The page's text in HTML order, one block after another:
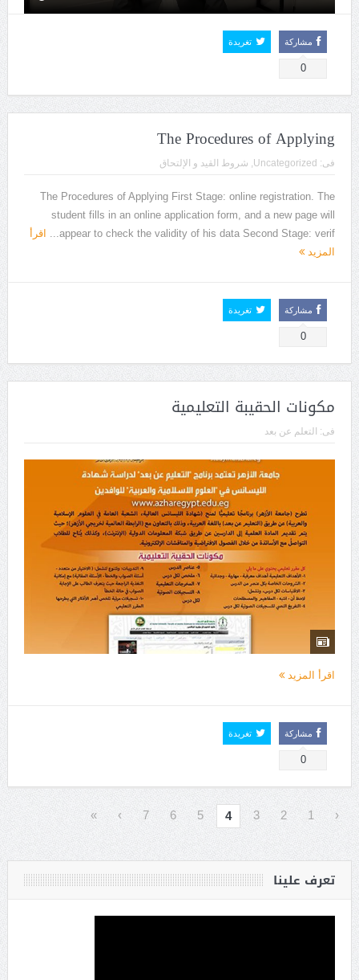
مشاركة
0
تغريدة
The Procedures of Applying
فى: Uncategorized
, شروط القيد و الإلتحاق
The Procedures of Applying First Stage: online registration. The
student fills in an online application form, and a new page will
appear to check the validity of his data Second Stage: verif...
اقرأ
المزيد
مشاركة
0
تغريدة
مكونات الحقيبة التعليمية
فى: التعلم عن بعد
اقرأ المزيد
مشاركة
0
تغريدة
‹
1
2
3
4
5
6
7
›
»
تعرف علينا